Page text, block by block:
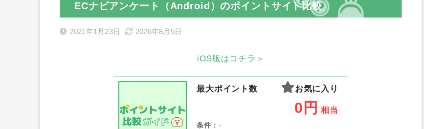
ECナビアンケート（Android）のポイントサイト比較
2021年1月23日 2026年8月5日
iOS版はコチラ＞
最大ポイント数 お気に入り
0 円 相当
条件： -